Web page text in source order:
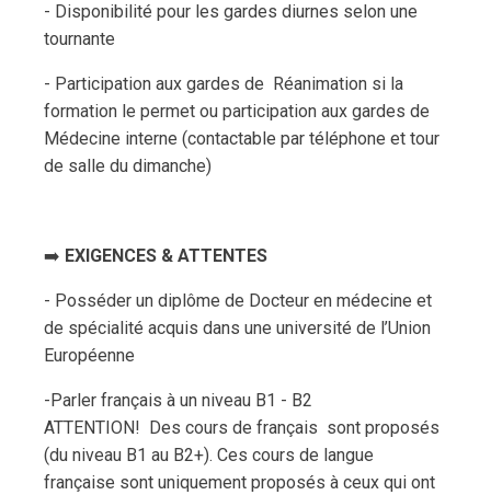
- Disponibilité pour les gardes diurnes selon une
tournante
- Participation aux gardes de Réanimation si la
formation le permet ou participation aux gardes de
Médecine interne (contactable par téléphone et tour
de salle du dimanche)
➡️ EXIGENCES & ATTENTES
- Posséder un diplôme de Docteur en médecine et
de spécialité acquis dans une université de l’Union
Européenne
-Parler français à un niveau B1 - B2
ATTENTION! Des cours de français sont proposés
(du niveau B1 au B2+). Ces cours de langue
française sont uniquement proposés à ceux qui ont